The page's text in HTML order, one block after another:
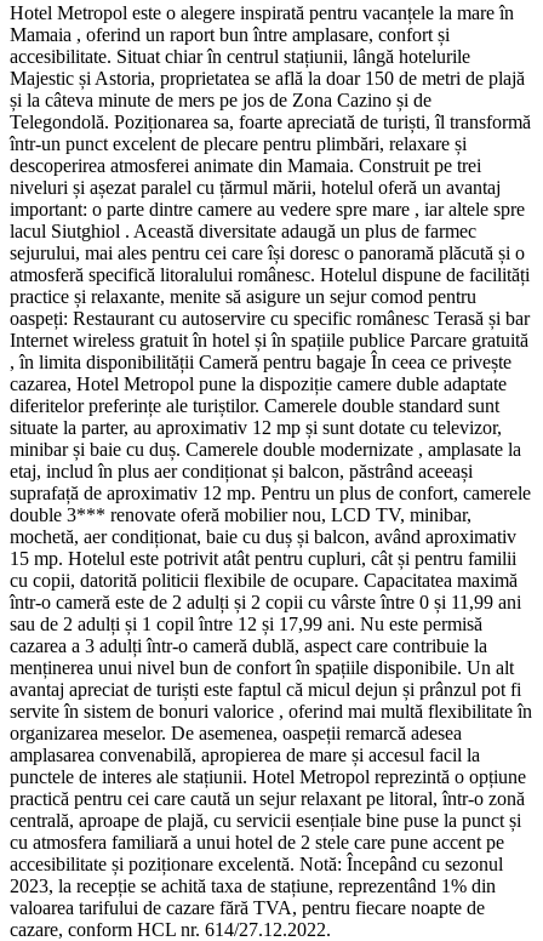
Hotel Metropol este o alegere inspirată pentru vacanțele la mare în
Mamaia , oferind un raport bun între amplasare, confort și
accesibilitate. Situat chiar în centrul stațiunii, lângă hotelurile
Majestic și Astoria, proprietatea se află la doar 150 de metri de plajă
și la câteva minute de mers pe jos de Zona Cazino și de
Telegondolă. Poziționarea sa, foarte apreciată de turiști, îl transformă
într-un punct excelent de plecare pentru plimbări, relaxare și
descoperirea atmosferei animate din Mamaia. Construit pe trei
niveluri și așezat paralel cu țărmul mării, hotelul oferă un avantaj
important: o parte dintre camere au vedere spre mare , iar altele spre
lacul Siutghiol . Această diversitate adaugă un plus de farmec
sejurului, mai ales pentru cei care își doresc o panoramă plăcută și o
atmosferă specifică litoralului românesc. Hotelul dispune de facilități
practice și relaxante, menite să asigure un sejur comod pentru
oaspeți: Restaurant cu autoservire cu specific românesc Terasă și bar
Internet wireless gratuit în hotel și în spațiile publice Parcare gratuită
, în limita disponibilității Cameră pentru bagaje În ceea ce privește
cazarea, Hotel Metropol pune la dispoziție camere duble adaptate
diferitelor preferințe ale turiștilor. Camerele double standard sunt
situate la parter, au aproximativ 12 mp și sunt dotate cu televizor,
minibar și baie cu duș. Camerele double modernizate , amplasate la
etaj, includ în plus aer condiționat și balcon, păstrând aceeași
suprafață de aproximativ 12 mp. Pentru un plus de confort, camerele
double 3*** renovate oferă mobilier nou, LCD TV, minibar,
mochetă, aer condiționat, baie cu duș și balcon, având aproximativ
15 mp. Hotelul este potrivit atât pentru cupluri, cât și pentru familii
cu copii, datorită politicii flexibile de ocupare. Capacitatea maximă
într-o cameră este de 2 adulți și 2 copii cu vârste între 0 și 11,99 ani
sau de 2 adulți și 1 copil între 12 și 17,99 ani. Nu este permisă
cazarea a 3 adulți într-o cameră dublă, aspect care contribuie la
menținerea unui nivel bun de confort în spațiile disponibile. Un alt
avantaj apreciat de turiști este faptul că micul dejun și prânzul pot fi
servite în sistem de bonuri valorice , oferind mai multă flexibilitate în
organizarea meselor. De asemenea, oaspeții remarcă adesea
amplasarea convenabilă, apropierea de mare și accesul facil la
punctele de interes ale stațiunii. Hotel Metropol reprezintă o opțiune
practică pentru cei care caută un sejur relaxant pe litoral, într-o zonă
centrală, aproape de plajă, cu servicii esențiale bine puse la punct și
cu atmosfera familiară a unui hotel de 2 stele care pune accent pe
accesibilitate și poziționare excelentă. Notă: Începând cu sezonul
2023, la recepție se achită taxa de stațiune, reprezentând 1% din
valoarea tarifului de cazare fără TVA, pentru fiecare noapte de
cazare, conform HCL nr. 614/27.12.2022.